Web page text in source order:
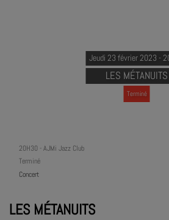
Jeudi 23 février 2023 -
LES MÉTANUITS
Terminé
20H30 - AJMi Jazz Club
Terminé
Concert
LES MÉTANUITS